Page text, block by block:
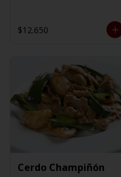
$12.650
Cerdo Champiñón